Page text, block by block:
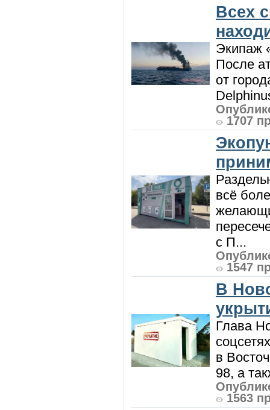
Всех
Экипаж
После
от
1707
всё
с П...
1547
В
Глава
в
98, а
1563